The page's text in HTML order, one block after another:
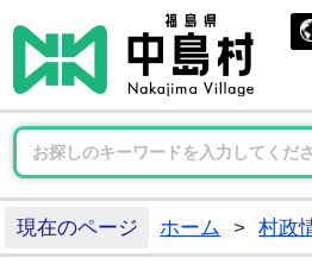
現在のページ ホーム > 村政